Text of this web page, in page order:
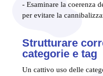
- Esaminare la coerenza
per evitare la
Strutturare
categorie e tag
Un cattivo uso delle